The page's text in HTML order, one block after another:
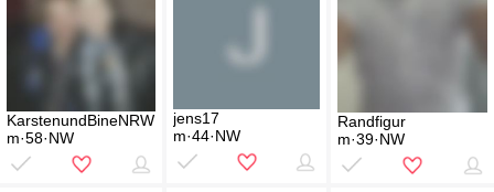
KarstenundBineNRW
m·58·NW
jens17
m·44·NW
Randfigur
m·39·NW